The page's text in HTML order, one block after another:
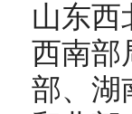
山东西
西南部
部、湖